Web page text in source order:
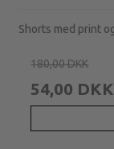
Shorts med print
180,00 DKK
54,00 DKK